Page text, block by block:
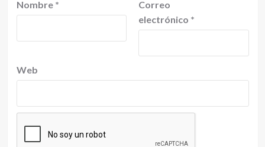
Nombre *
Correo
electrónico *
Web